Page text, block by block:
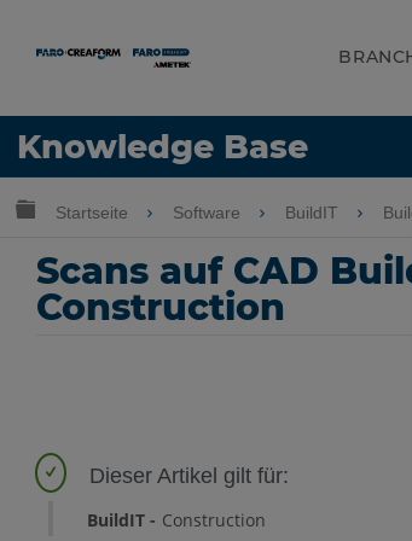
Knowledge Base
Sprache
Globale Hierarchie auf- und
Startseite Software BuildIT
Scans auf CAD
Construction
BuildIT Construction